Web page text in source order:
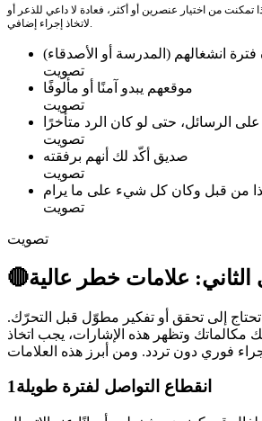
تمكنت من اختيار عنصرين أو أكثر، فعادة لا داعي للذعر أو
لاتخاذ إجراء إضافي.
انشغالهم (المدرسة أو الأصدقاء)
تصويت
موقعهم يبدو آمنًا أو مألوفًا
تصويت
على الرسائل، حتى لو كان الرد متأخرًا
تصويت
صديق أكّد لك أنهم برفقته
تصويت
من قبل وكان كل شيء على ما يرام
تصويت
تصويت
الثاني: علامات خطر عالية
إلى تحقق أو تفكير مطوّل قبل التحرّك.
مكالماتك وتظهر هذه الإشارات، يجب اتخاذ
1انقطاع التواصل لفترة طويلة